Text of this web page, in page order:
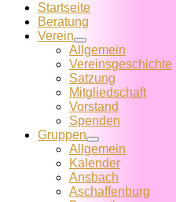
Startseite
Beratung
Verein
Allgemein
Vereins­geschichte
Satzung
Mitglied­schaft
Vorstand
Spenden
Gruppen
Allgemein
Kalender
Ansbach
Aschaffenburg